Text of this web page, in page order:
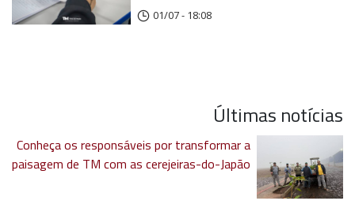
01/07 - 18:08
Últimas notícias
Conheça os responsáveis por transformar a
paisagem de TM com as cerejeiras-do-Japão